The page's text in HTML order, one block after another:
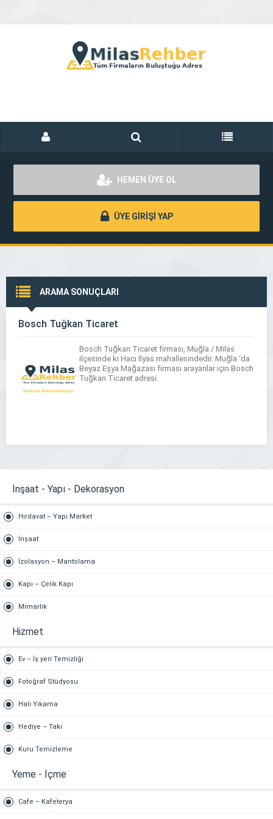
HEMEN ÜYE OL
ÜYE GİRİŞİ YAP
ARAMA SONUÇLARI
Bosch Tuğkan Ticaret
Bosch Tuğkan Ticaret firması, Muğla / Milas
ilçesinde ki Hacı İlyas mahallesindedir. Muğla ‘da
Beyaz Eşya Mağazası firması arayanlar için Bosch
Tuğkan Ticaret adresi
İnşaat - Yapı - Dekorasyon
Hırdavat – Yapı Market
İnşaat
İzolasyon – Mantolama
Kapı – Çelik Kapı
Mimarlık
Hizmet
Ev – İş yeri Temizliği
Fotoğraf Stüdyosu
Halı Yıkama
Hediye – Takı
Kuru Temizleme
Yeme - İçme
Cafe – Kafeterya